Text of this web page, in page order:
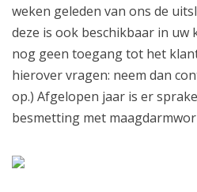
weken geleden van ons de
deze is ook beschikbaar in uw
nog geen toegang tot het
hierover vragen: neem dan
op.) Afgelopen jaar is er
besmetting met